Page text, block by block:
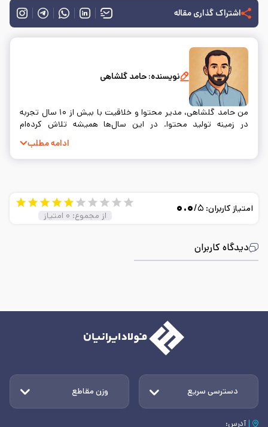
اشتراک گذاری مقاله
نویسنده: حامد گلشاهی
من حامد گلشاهی، مدیر محتوا و خلاقیت با بیش از ۱۰ سال تجربه
در زمینه تولید محتوا. در این سال‌ها همیشه تلاش کرده‌ام
واقعاً به سوالات و نیازهای او پاسخ دهد. خلق محتوا برای من فقط
یک شغل نیست؛ بلکه راهی‌ست برای ارتباط واقعی با آدم‌ها.
ادامه مطلب
دیدگاه کاربران
امتیاز کاربران: ۰.۰/۵
از مجموع: ۰ امتیاز
دسترسی سریع وزن مقاطع
آدرس: